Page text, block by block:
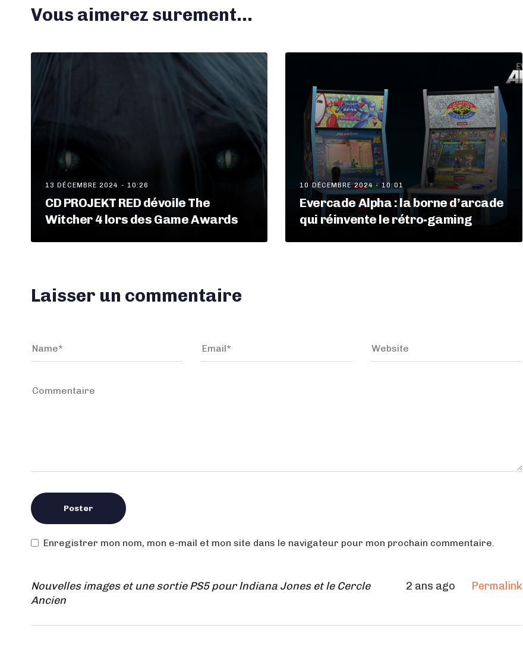
Vous aimerez surement...
13 DÉCEMBRE 2024 - 10:26
CD PROJEKT RED dévoile The
Witcher 4 lors des Game Awards
10 DÉCEMBRE 2024 - 10:01
Evercade Alpha : la borne d’arcade
qui réinvente le rétro-gaming
Laisser un commentaire
Enregistrer mon nom, mon e-mail et mon site dans le navigateur pour mon prochain commentaire.
Nouvelles images et une sortie PS5 pour lndiana Jones et le Cercle
Ancien
2 ans ago Permalink